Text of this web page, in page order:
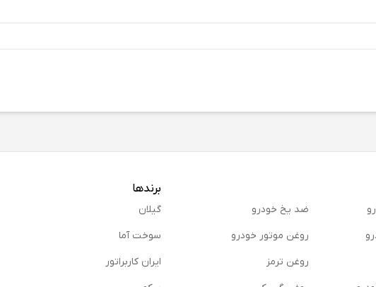
ضد یخ خودرو
روغن موتور خودرو
روغن ترمز
برندها
گیلان
سوخت آما
ایران کاربراتور